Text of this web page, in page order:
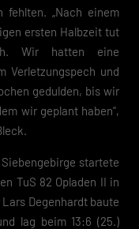
fehlten. „Nach einem
ersten Halbzeit tut
Wir hatten eine
Verletzungspech und
gedulden, bis wir
wir geplant haben“,
startete
TuS 82 Opladen II in
Degenhardt baute
lag beim 13:6 (25.)